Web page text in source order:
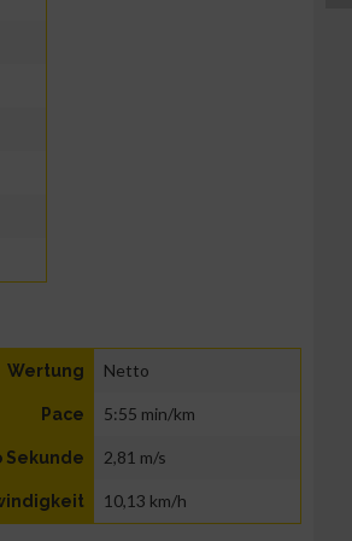
Wertung Netto
Pace 5:55 min/km
Sekunde 2,81 m/s
10,13 km/h